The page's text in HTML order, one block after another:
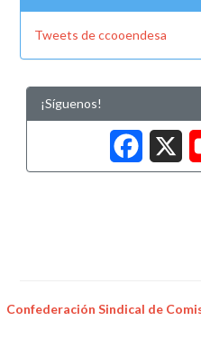
Tweets de ccooendesa
¡Síguenos!
Confederación Sindical de